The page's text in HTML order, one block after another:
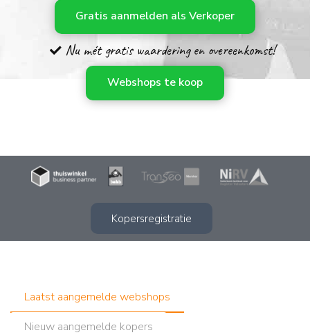
Gratis aanmelden als Verkoper
Nu mét gratis waardering en overeenkomst!
Webshops te koop
Kopersregistratie
Laatst aangemelde webshops
Nieuw aangemelde kopers